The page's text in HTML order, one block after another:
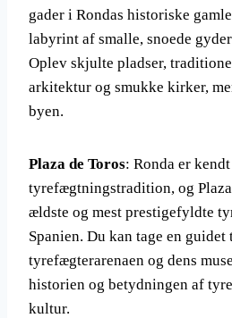
gader i Rondas historiske
labyrint af smalle, snoede
Oplev skjulte pladser,
arkitektur og smukke kirker,
byen.
Plaza de Toros: Ronda er
tyrefægtningstradition, og Plaza
ældste og mest prestigefyldte
Spanien. Du kan tage en
tyrefægterarenaen og dens
historien og betydningen af
kultur.